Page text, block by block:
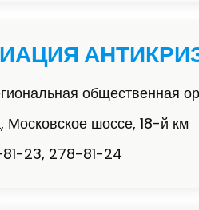
общественная
шоссе, 18-й км
23, 278-81-24